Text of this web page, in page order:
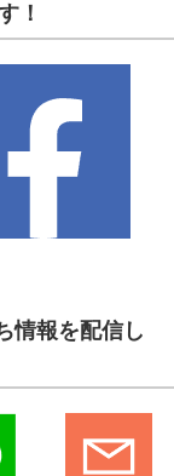
！
情報を配信し